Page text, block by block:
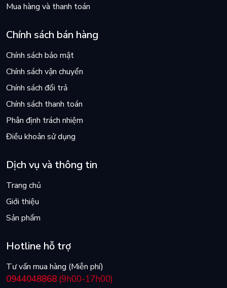
Mua hàng và thanh toán
Chính sách bán hàng
Chính sách bảo mật
Chính sách vận chuyển
Chính sách đổi trả
Chính sách thanh toán
Phân định trách nhiệm
Điều khoản sử dụng
Dịch vụ và thông tin
Trang chủ
Giới thiệu
Sản phẩm
Hotline hỗ trợ
Tư vấn mua hàng (Miễn phí)
0944048868 (9h00-17h00)